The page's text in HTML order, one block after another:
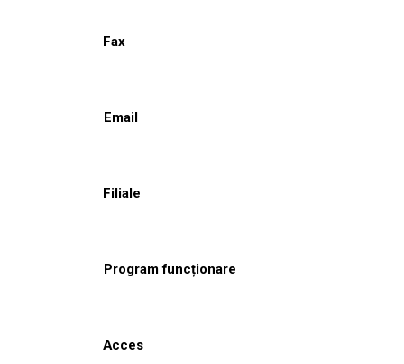
Fax
Email
Filiale
Program funcționare
Acces